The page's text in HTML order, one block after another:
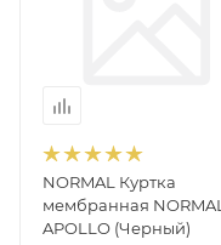
NORMAL Куртка
мембранная NORMAL
APOLLO (Черный)